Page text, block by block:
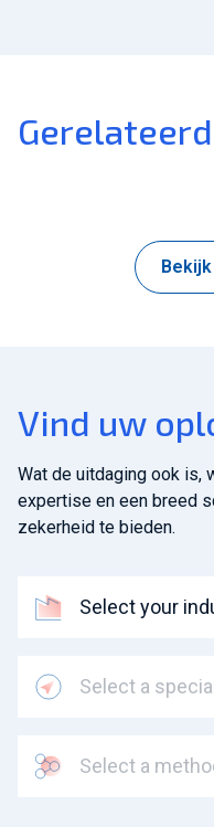
Vind uw
Wat de uitdaging ook is,
expertise en een breed
zekerheid te bieden.
Select your
Select a
Select a